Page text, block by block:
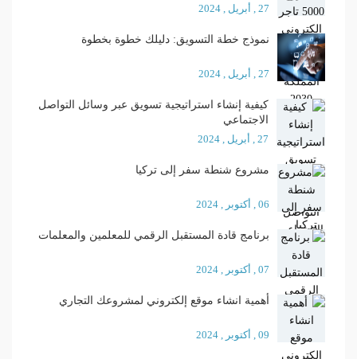
27 , أبريل , 2024
نموذج خطة التسويق: دليلك خطوة بخطوة
27 , أبريل , 2024
كيفية إنشاء استراتيجية تسويق عبر وسائل التواصل
الاجتماعي
27 , أبريل , 2024
مشروع شنطة سفر إلى تركيا
06 , أكتوبر , 2024
برنامج قادة المستقبل الرقمي للمعلمين والمعلمات
07 , أكتوبر , 2024
أهمية انشاء موقع إلكتروني لمشروعك التجاري
09 , أكتوبر , 2024